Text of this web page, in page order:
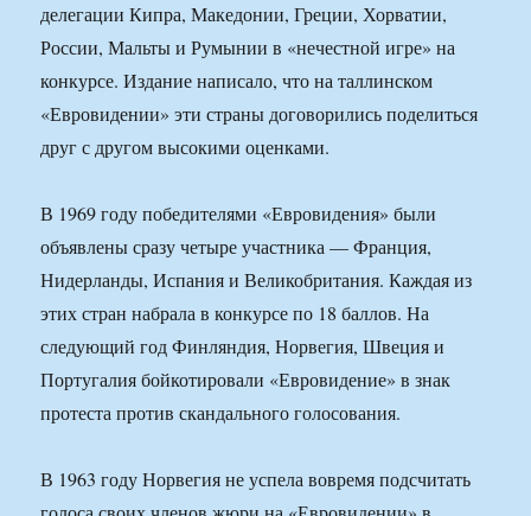
делегации Кипра, Македонии, Греции, Хорватии,
России, Мальты и Румынии в «нечестной игре» на
конкурсе. Издание написало, что на таллинском
«Евровидении» эти страны договорились поделиться
друг с другом высокими оценками.
В 1969 году победителями «Евровидения» были
объявлены сразу четыре участника — Франция,
Нидерланды, Испания и Великобритания. Каждая из
этих стран набрала в конкурсе по 18 баллов. На
следующий год Финляндия, Норвегия, Швеция и
Португалия бойкотировали «Евровидение» в знак
протеста против скандального голосования.
В 1963 году Норвегия не успела вовремя подсчитать